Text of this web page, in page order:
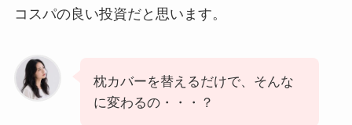
コスパの良い投資だと思います。
枕カバーを替えるだけで、そんな
に変わるの・・・？